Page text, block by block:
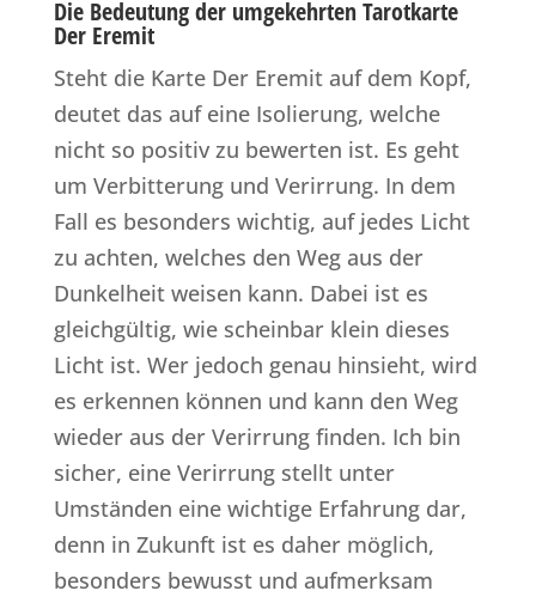
Die Bedeutung der umgekehrten Tarotkarte
Der Eremit
Steht die Karte Der Eremit auf dem Kopf,
deutet das auf eine Isolierung, welche
nicht so positiv zu bewerten ist. Es geht
um Verbitterung und Verirrung. In dem
Fall es besonders wichtig, auf jedes Licht
zu achten, welches den Weg aus der
Dunkelheit weisen kann. Dabei ist es
gleichgültig, wie scheinbar klein dieses
Licht ist. Wer jedoch genau hinsieht, wird
es erkennen können und kann den Weg
wieder aus der Verirrung finden. Ich bin
sicher, eine Verirrung stellt unter
Umständen eine wichtige Erfahrung dar,
denn in Zukunft ist es daher möglich,
besonders bewusst und aufmerksam